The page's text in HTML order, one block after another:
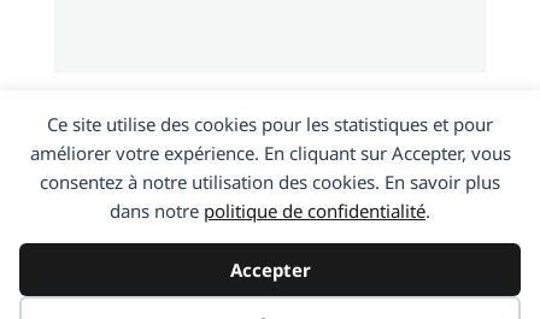
Ce site utilise des cookies pour les statistiques et pour
améliorer votre expérience. En cliquant sur Accepter, vous
consentez à notre utilisation des cookies. En savoir plus
dans notre politique de confidentialité.
Accepter
HTC One V
En savoir plus